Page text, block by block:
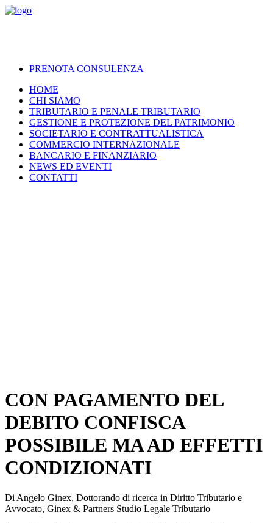
PRENOTA CONSULENZA
HOME
CHI SIAMO
TRIBUTARIO E PENALE TRIBUTARIO
GESTIONE E PROTEZIONE DEL PATRIMONIO
SOCIETARIO E CONTRATTUALISTICA
COMMERCIO INTERNAZIONALE
BANCARIO E FINANZIARIO
NEWS ED EVENTI
CONTATTI
CON PAGAMENTO DEL
DEBITO CONFISCA
POSSIBILE MA AD EFFETTI
CONDIZIONATI
Di Angelo Ginex, Dottorando di ricerca in Diritto Tributario e
Avvocato, Ginex & Partners Studio Legale Tributario